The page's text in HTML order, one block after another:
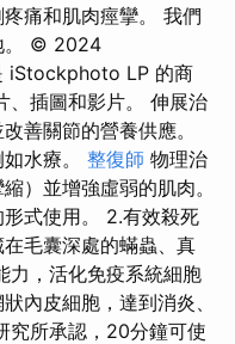
痛和肌肉痙攣。 我們
。 © 2024
iStockphoto LP 的商
、插圖和影片。 伸展治
善關節的營養供應。
水療。 整復師 物理治
）並增強虛弱的肌肉。
式使用。 2.有效殺死
毛囊深處的蟎蟲、真
力，活化免疫系統細胞
內皮細胞，達到消炎、
究所承認，20分鐘可使